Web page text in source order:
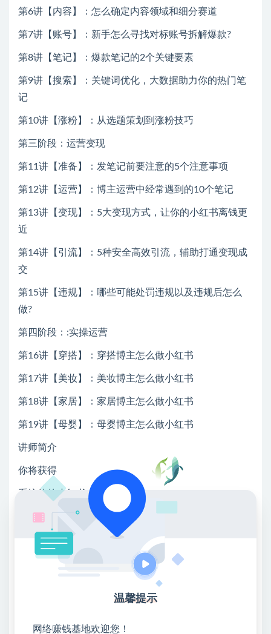
第6讲【内容】：怎么确定内容领域和细分赛道
第7讲【账号】：新手怎么寻找对标账号拆解爆款?
第8讲【笔记】：爆款笔记的2个关键要素
第9讲【搜索】：关键词优化，大数据助力你的热门笔
记
第10讲【涨粉】：从选题策划到涨粉技巧
第三阶段：运营变现
第11讲【准备】：发笔记前要注意的5个注意事项
第12讲【运营】：博主运营中经常遇到的10个笔记
第13讲【变现】：5大变现方式，让你的小红书离钱更
近
第14讲【引流】：5种安全高效引流，辅助打通变现成
交
第15讲【违规】：哪些可能处罚违规以及违规后怎么
做?
第四阶段：:实操运营
第16讲【穿搭】：穿搭博主怎么做小红书
第17讲【美妆】：美妆博主怎么做小红书
第18讲【家居】：家居博主怎么做小红书
第19讲【母婴】：母婴博主怎么做小红书
讲师简介
你将获得
系统的的小红书内容打造方式
自媒体的爆款底层逻辑和流量变现
打通变现方式和成交方式
一项长期的自媒体变现技能
💖课程资料【免费】领取教程💖
温馨提示
网络赚钱基地欢迎您！